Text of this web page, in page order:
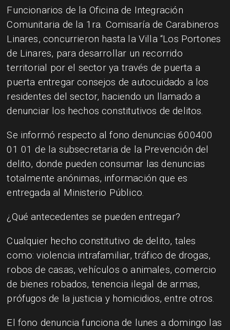
Funcionarios de la Oficina de Integración
Comunitaria de la 1ra. Comisaría de Carabineros
Linares, concurrieron hasta la Villa “Los Portones
de Linares, para desarrollar un recorrido
territorial por el sector ya través de puerta a
puerta entregar consejos de autocuidado a los
residentes del sector, haciendo un llamado a
denunciar los hechos constitutivos de delitos.
Se informó respecto al fono denuncias 600400
01 01 de la subsecretaria de la Prevención del
delito, donde pueden consumar las denuncias
totalmente anónimas, información que es
entregada al Ministerio Público.
¿Qué antecedentes se pueden entregar?
Cualquier hecho constitutivo de delito, tales
como: violencia intrafamiliar, tráfico de drogas,
robos de casas, vehículos o animales, comercio
de bienes robados, tenencia ilegal de armas,
prófugos de la justicia y homicidios, entre otros.
El fono denuncia funciona de lunes a domingo las